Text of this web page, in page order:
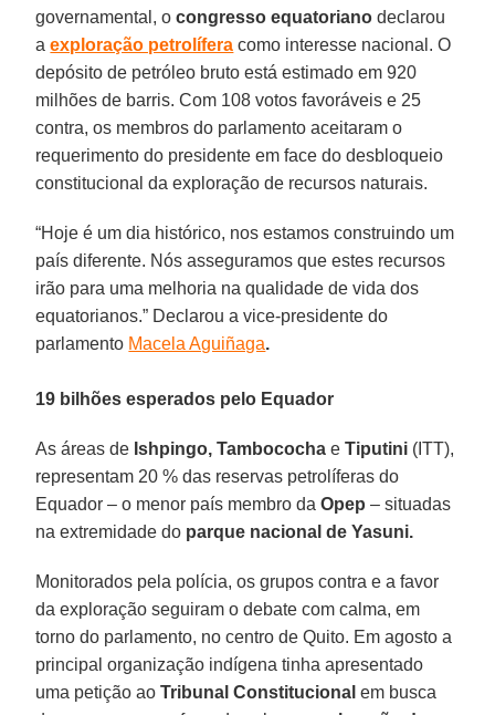
governamental, ocongresso equatoriano declarou
aexploração petrolífera como interesse nacional. O
depósito de petróleo bruto está estimado em 920
milhões de barris. Com 108 votos favoráveis e 25
contra, os membros do parlamento aceitaram o
requerimento do presidente em face do desbloqueio
constitucional da exploração de recursos naturais.
“Hoje é um dia histórico, nos estamos construindo um
país diferente. Nós asseguramos que estes recursos
irão para uma melhoria na qualidade de vida dos
equatorianos.” Declarou a vice-presidente do
parlamento Macela Aguiñaga.
19 bilhões esperados pelo Equador
As áreas de Ishpingo, Tambococha eTiputini (ITT),
representam 20 % das reservas petrolíferas do
Equador – o menor país membro daOpep – situadas
na extremidade do parque nacional de Yasuni.
Monitorados pela polícia, os grupos contra e a favor
da exploração seguiram o debate com calma, em
torno do parlamento, no centro de Quito. Em agosto a
principal organização indígena tinha apresentado
uma petição aoTribunal Constitucional em busca